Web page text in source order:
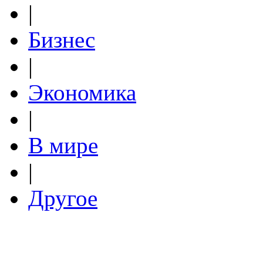
|
Бизнес
|
Экономика
|
В мире
|
Другое